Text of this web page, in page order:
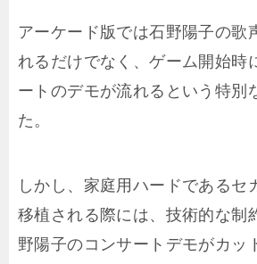
アーケード版では石野陽子の歌
れるだけでなく、ゲーム開始時
ートのデモが流れるという特別
た。
しかし、家庭用ハードであるセ
移植される際には、技術的な制
野陽子のコンサートデモがカッ